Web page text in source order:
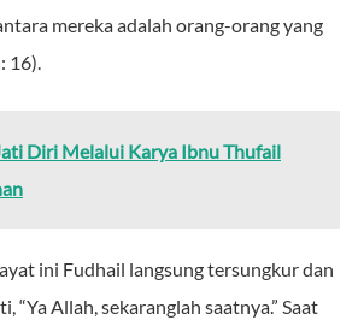
mereka adalah orang-orang yang
16).
Diri Melalui Karya Ibnu Thufail
ini Fudhail langsung tersungkur dan
“Ya Allah, sekaranglah saatnya.” Saat